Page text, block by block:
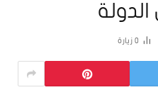
0 زيارة